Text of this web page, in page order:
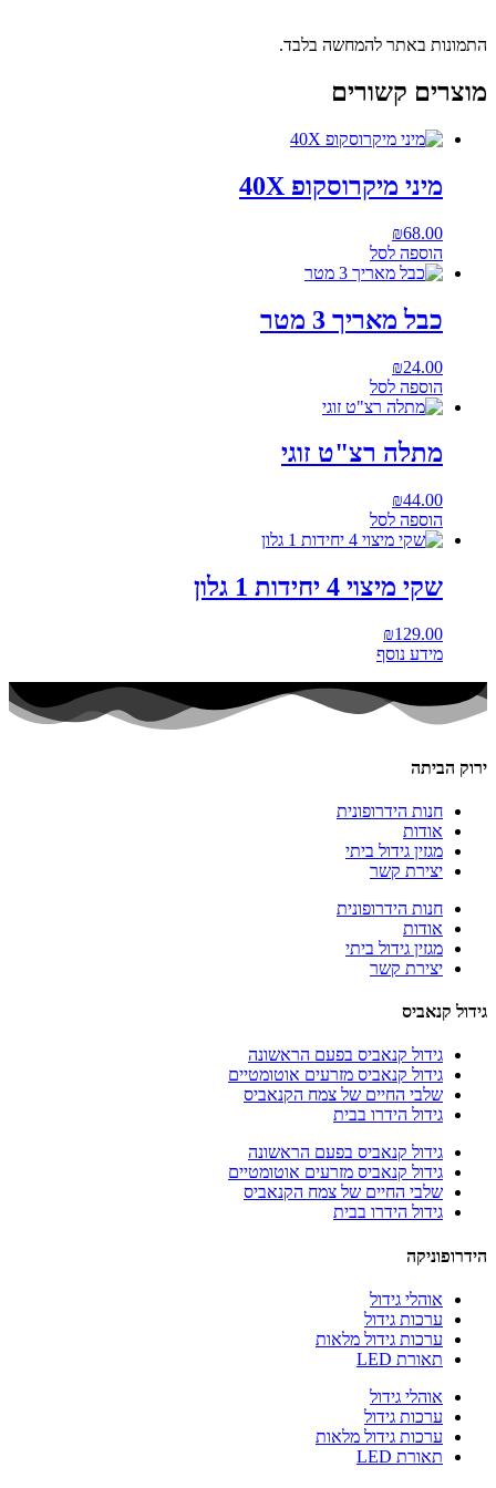
התמונות באתר להמחשה בלבד.
מוצרים קשורים
מיני מיקרוסקופ 40X
₪68.00
הוספה לסל
כבל מאריך 3 מטר
₪24.00
הוספה לסל
מתלה רצ"ט זוגי
₪44.00
הוספה לסל
שקי מיצוי 4 יחידות 1 גלון
₪129.00
מידע נוסף
ירוק הביתה
חנות הידרופונית
אודות
מגזין גידול ביתי
יצירת קשר
חנות הידרופונית
אודות
מגזין גידול ביתי
יצירת קשר
גידול קנאביס
גידול קנאביס בפעם הראשונה
גידול קנאביס מזרעים אוטומטיים
שלבי החיים של צמח הקנאביס
גידול הידרו בבית
גידול קנאביס בפעם הראשונה
גידול קנאביס מזרעים אוטומטיים
שלבי החיים של צמח הקנאביס
גידול הידרו בבית
הידרופוניקה
אוהלי גידול
ערכות גידול
ערכות גידול מלאות
תאורת LED
אוהלי גידול
ערכות גידול
ערכות גידול מלאות
תאורת LED